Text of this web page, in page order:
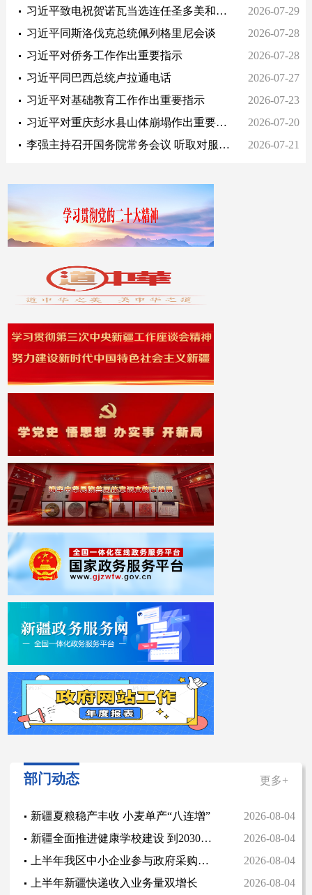
习近平致电祝贺诺瓦当选连任圣多美和普林西比总统
2026-07-29
习近平同斯洛伐克总统佩列格里尼会谈
2026-07-28
习近平对侨务工作作出重要指示
2026-07-28
习近平同巴西总统卢拉通电话
2026-07-27
习近平对基础教育工作作出重要指示
2026-07-23
习近平对重庆彭水县山体崩塌作出重要指示
2026-07-20
李强主持召开国务院常务会议 听取对服务业扩能提质和“六张网”规划建设督查情况汇报等
2026-07-21
习近平会见泰国总理阿努廷
习近平会见哈萨克斯坦总统托卡耶夫
习近平同纳米比亚总统恩代特瓦会谈
习近平会见朝鲜内阁总理朴泰成
部门动态 更多+
新疆夏粮稳产丰收 小麦单产“八连增”
2026-08-04
新疆全面推进健康学校建设 到2030年实现全覆盖
2026-08-04
上半年我区中小企业参与政府采购成交额创新高
2026-08-04
上半年新疆快递收入业务量双增长
2026-08-04